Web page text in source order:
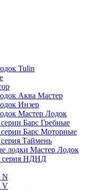
Tulin
Аква Мастер
Инзер
Мастер Лодок
Барс Гребные
Барс Моторные
Таймень
лодки Мастер Лодок
серия НДНД
N
V